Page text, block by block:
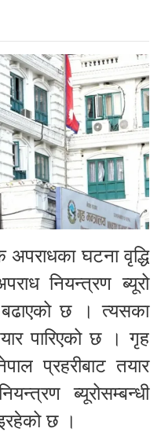
अपराधका घटना वृद्धि
नियन्त्रण ब्यूरो
बढाएको छ । त्यसका
पारिएको छ । गृह
प्रहरीबाट तयार
ब्यूरोसम्बन्धी
छ ।